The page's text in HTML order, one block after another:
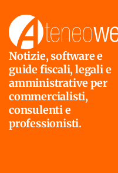
Notizie, software e
guide fiscali, legali e
amministrative per
commercialisti,
consulenti e
professionisti.